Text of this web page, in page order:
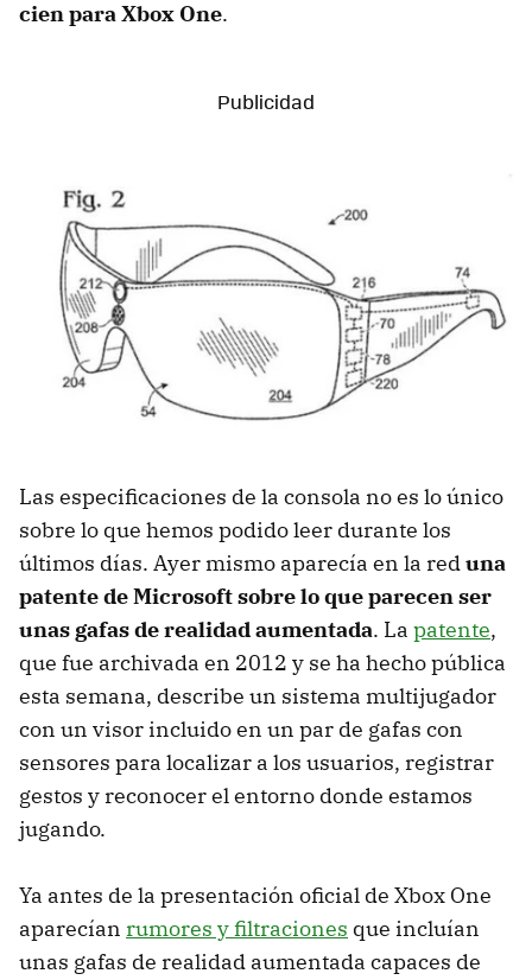
cien para Xbox One.
Las especificaciones de la consola no es lo único
sobre lo que hemos podido leer durante los
últimos días. Ayer mismo aparecía en la reduna
patente de Microsoft sobre lo que parecen ser
unas gafas de realidad aumentada. La patente,
que fue archivada en 2012 y se ha hecho pública
esta semana, describe un sistema multijugador
con un visor incluido en un par de gafas con
sensores para localizar a los usuarios, registrar
gestos y reconocer el entorno donde estamos
jugando.
Ya antes de la presentación oficial de Xbox One
aparecían rumores y filtraciones que incluían
unas gafas de realidad aumentada capaces de